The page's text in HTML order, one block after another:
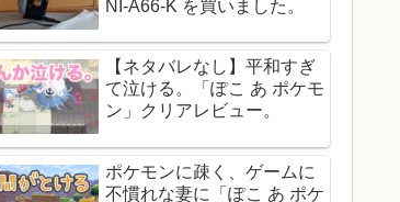
NI-A66-K を買いました。
【ネタバレなし】平和すぎ
て泣ける。「ぽこ あ ポケモ
ン」クリアレビュー。
ポケモンに疎く、ゲームに
不慣れな妻に「ぽこ あ ポケ